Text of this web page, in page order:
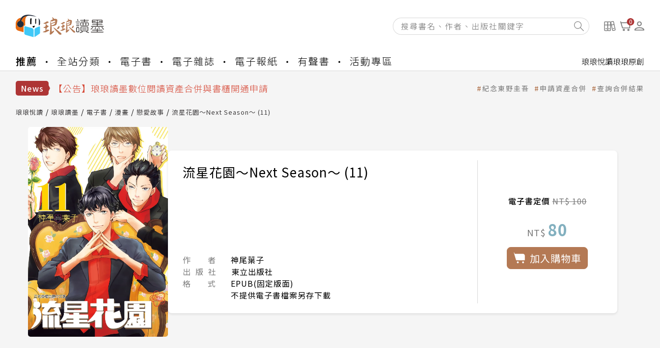
0
推薦 全站分類 電子書 電子雜誌 電子報紙 有聲書 活動專區 琅琅悅讀琅琅原創
News
【公告】因 Readmoo 讀墨系統維護中，本站同步暫停部分閱讀服務
【公告】琅琅讀墨書櫃開通常見問題
【公告】琅琅書店服務升級重要說明及資產合併結果查詢
【公告】因 Readmoo 讀墨系統維護中，本站同步暫停部分閱讀服務
紀念東野圭吾 申請資產合併 查詢合併結果
琅琅悅讀 琅琅讀墨 電子書 漫畫 戀愛故事 流星花園～Next Season～ (11)
流星花園～Next Season～ (11)
作 者
神尾葉子
出 版 社
東立出版社
格 式
EPUB(固定版面)
不提供電子書檔案另存下載
電子書定價NT$ 100
NT$ 80
加入購物車